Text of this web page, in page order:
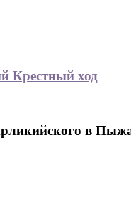
Крестный ход
в